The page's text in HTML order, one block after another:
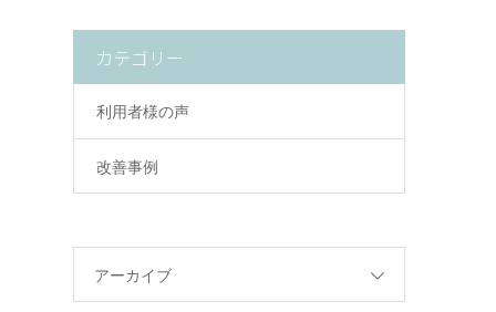
カテゴリー
利用者様の声
改善事例
アーカイブ